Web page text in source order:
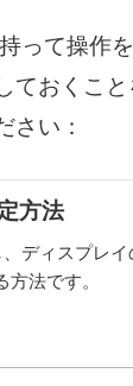
って操作を
おくこと
さい：
方法
ディスプレイ
法です。